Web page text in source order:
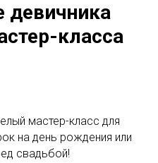
девичника
класса
мастер-класс для
на день рождения или
свадьбой!